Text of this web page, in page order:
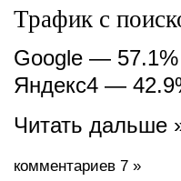
Трафик с
Google — 57.1%
Яндекс4 —
Читать дальше
комментариев 7 »